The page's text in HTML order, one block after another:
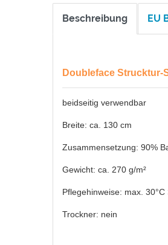
Beschreibung EU
Doubleface Strucktur-
beidseitig verwendbar
Breite: ca. 130 cm
Zusammensetzung: 90%
Gewicht: ca. 270 g/m²
Pflegehinweise: max.
Trockner: nein